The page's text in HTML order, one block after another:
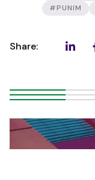
#PUNIM
Share: